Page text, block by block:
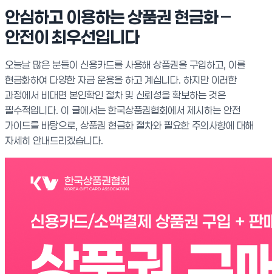
안심하고 이용하는 상품권 현금화 –
안전이 최우선입니다
오늘날 많은 분들이 신용카드를 사용해 상품권을 구입하고, 이를
현금화하여 다양한 자금 운용을 하고 계십니다. 하지만 이러한
과정에서 비대면 본인확인 절차 및 신뢰성을 확보하는 것은
필수적입니다. 이 글에서는 한국상품권협회에서 제시하는 안전
가이드를 바탕으로, 상품권 현금화 절차와 필요한 주의사항에 대해
자세히 안내드리겠습니다.